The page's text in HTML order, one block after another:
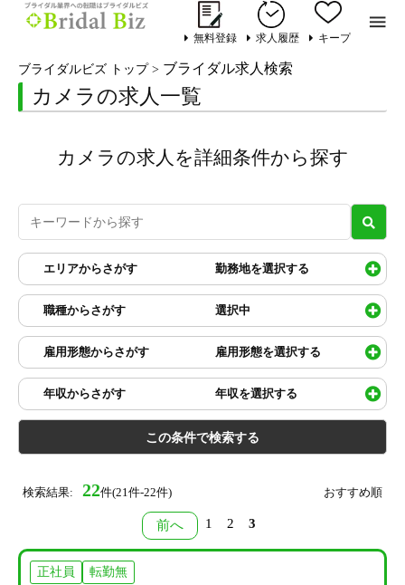

無料登録 求人履歴 キープ
ブライダルビズ トップ> ブライダル求人検索
カメラの求人一覧
カメラの求人を詳細条件から探す
エリアからさがす 勤務地を選択する
職種からさがす 選択中
雇用形態からさがす 雇用形態を選択する
年収からさがす 年収を選択する
検索結果: 22件(21件-22件) おすすめ順
前へ 1 2 3
正社員
転勤無